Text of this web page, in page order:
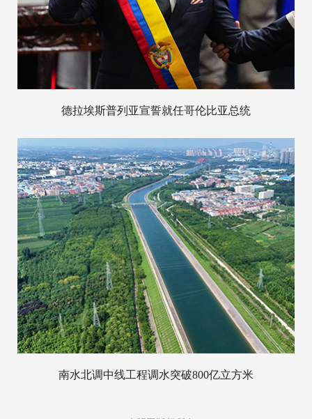
德拉埃斯普列亚宣誓就任哥伦比亚总统
南水北调中线工程调水突破800亿立方米